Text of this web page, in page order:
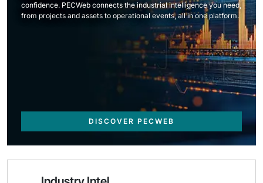
confidence. PECWeb connects the industrial intelligence you need,
from projects and assets to operational events, all in one platform.
DISCOVER PECWEB